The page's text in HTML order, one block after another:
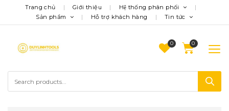
Trang chủ Giới thiệu
Hệ thống phân phối
Sản phẩm
Hỗ trợ khách hàng Tin tức
0